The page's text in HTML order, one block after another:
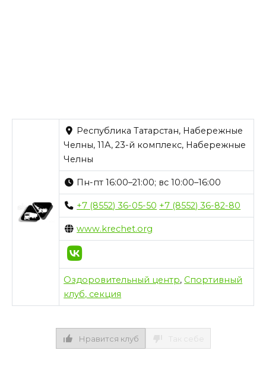
Республика Татарстан, Набережные
Челны, 11А, 23-й комплекс, Набережные
Челны
Пн-пт 16:00–21:00; вс 10:00–16:00
+7 (8552) 36-05-50 +7 (8552) 36-82-80
www.krechet.org
Оздоровительный центр, Спортивный
клуб, секция
Нравится клуб